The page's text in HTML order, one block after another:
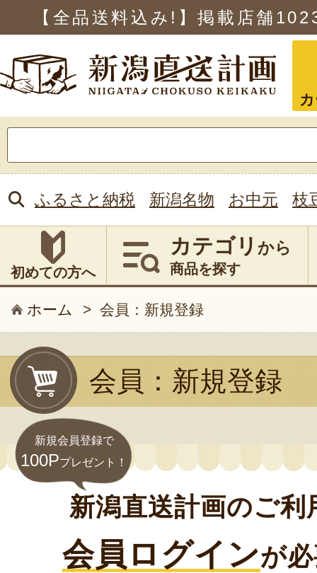
【全品送料込み!】掲載店舗
索:
ふるさと納税 新潟名物 お中元 枝
初めての方へ
カテゴリ から
商品を探す
ホーム > 会員：新規登録
会員：新規登録
新規会員登録で
100Pプレゼント！
新潟直送計画のご利
会員ログインが